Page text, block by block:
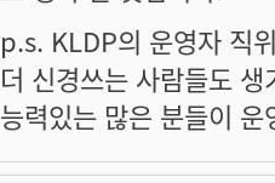
p.s. KLDP의 운영자 직
더 신경쓰는 사람들도 생
능력있는 많은 분들이